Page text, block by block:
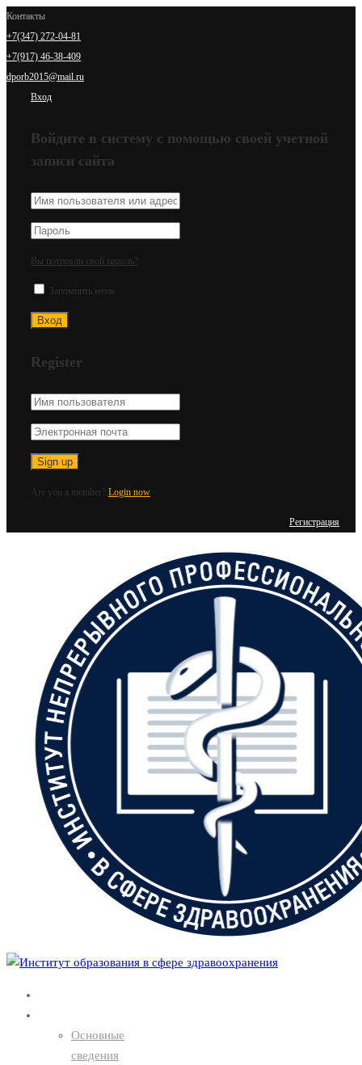
Контакты
+7(347) 272-04-81
+7(917) 46-38-409
dporb2015@mail.ru
Вход
Войдите в систему с помощью своей учетной
записи сайта
Вы потеряли свой пароль?
Запомнить меня
Register
Are you a member? Login now
Регистрация
Основные
сведения